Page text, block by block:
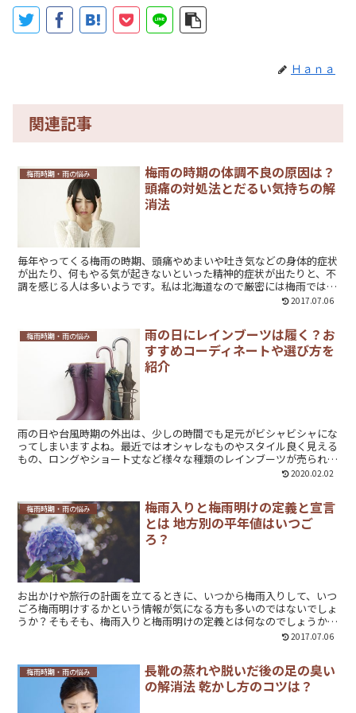
Ｈａｎａ
関連記事
梅雨時期・雨の悩み
梅雨の時期の体調不良の原因は？
頭痛の対処法とだるい気持ちの解
消法
毎年やってくる梅雨の時期、頭痛やめまいや吐き気などの身体的症状
が出たり、何もやる気が起きないといった精神的症状が出たりと、不
調を感じる人は多いようです。私は北海道なので厳密には梅雨ではあ
りませんが、１年中通して低気圧が近づいた日や雨の日は、片頭痛と
を解消させるためのオススメの過ごし方をご紹介します。
2017.07.06
梅雨時期・雨の悩み
雨の日にレインブーツは履く？お
すすめコーディネートや選び方を
紹介
雨の日や台風時期の外出は、少しの時間でも足元がビシャビシャにな
ってしまいますよね。最近ではオシャレなものやスタイル良く見える
もの、ロングやショート丈など様々な種類のレインブーツが売られて
おり、通勤や通学時はもちろん、普段のお出かけでもレインブーツ
い物など普段使いで履いています。レインブーツのおすすめポイント
と履くときのコーディネート、選び方についてご紹介します
2020.02.02
梅雨時期・雨の悩み
梅雨入りと梅雨明けの定義と宣言
とは 地方別の平年値はいつご
ろ？
お出かけや旅行の計画を立てるときに、いつから梅雨入りして、いつ
ごろ梅雨明けするかという情報が気になる方も多いのではないでしょ
うか？そもそも、梅雨入りと梅雨明けの定義とは何なのでしょうか？
そして、よくテレビで聞く「宣言」というのはどういう意味を持つの
2017.07.06
梅雨時期・雨の悩み
長靴の蒸れや脱いだ後の足の臭い
の解消法 乾かし方のコツは？